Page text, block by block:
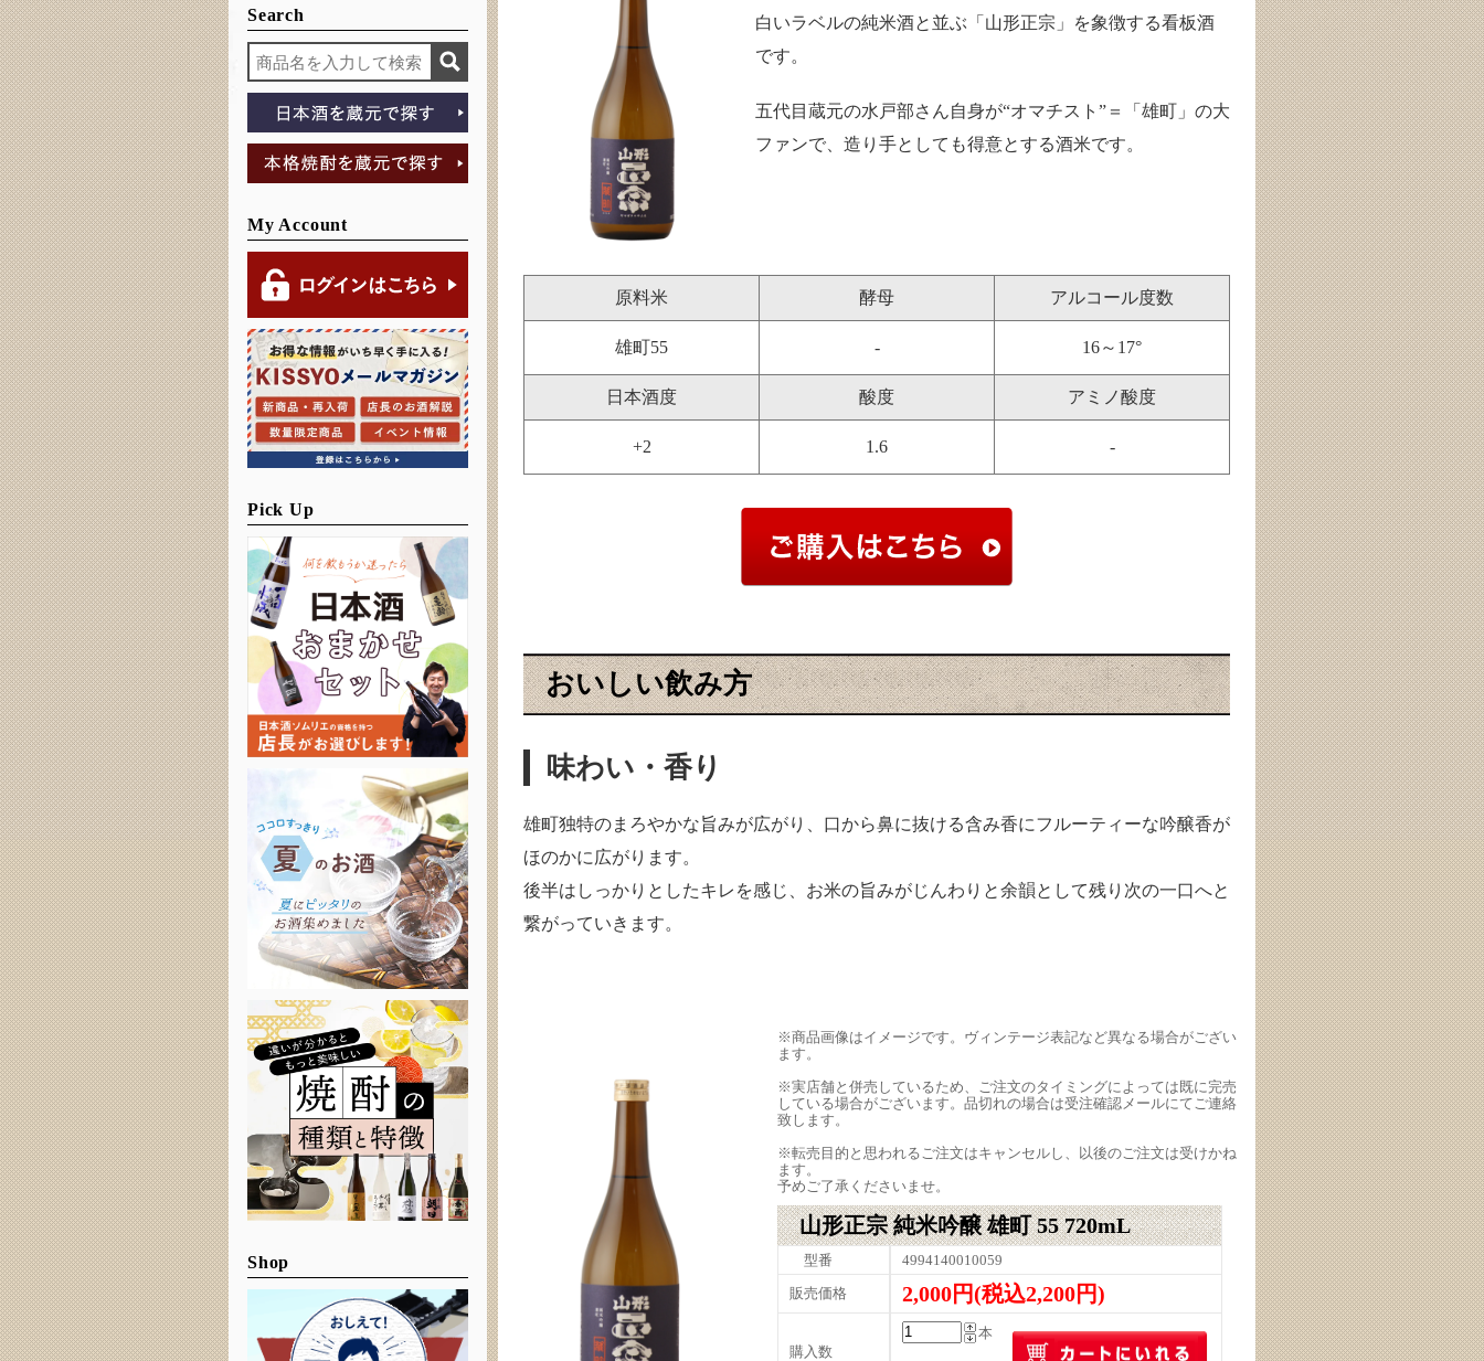
Search
My Account
Pick Up
Shop
白いラベルの純米酒と並ぶ「山形正宗」を象徴する看板酒
です。
五代目蔵元の水戸部さん自身が“オマチスト”＝「雄町」の大
ファンで、造り手としても得意とする酒米です。
原料米 酵母 アルコール度数
雄町55 - 16～17°
日本酒度 酸度 アミノ酸度
+2 1.6 -
おいしい飲み方
味わい・香り
雄町独特のまろやかな旨みが広がり、口から鼻に抜ける含み香にフルーティーな吟醸香が
ほのかに広がります。
後半はしっかりとしたキレを感じ、お米の旨みがじんわりと余韻として残り次の一口へと
繋がっていきます。
※商品画像はイメージです。ヴィンテージ表記など異なる場合がござい
ます。
※実店舗と併売しているため、ご注文のタイミングによっては既に完売
している場合がございます。品切れの場合は受注確認メールにてご連絡
致します。
※転売目的と思われるご注文はキャンセルし、以後のご注文は受けかね
ます。
予めご了承くださいませ。
山形正宗 純米吟醸 雄町 55 720mL
型番
4994140010059
販売価格
2,000円(税込2,200円)
購入数
本